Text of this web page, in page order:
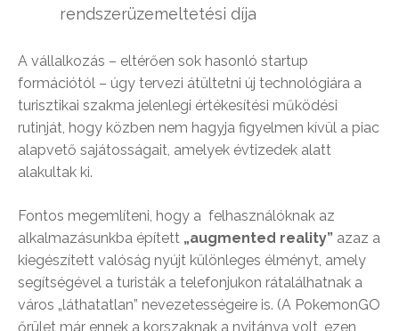
rendszerüzemeltetési díja
A vállalkozás – eltérően sok hasonló startup
formációtól – úgy tervezi átültetni új technológiára a
turisztikai szakma jelenlegi értékesítési működési
rutinját, hogy közben nem hagyja figyelmen kívül a piac
alapvető sajátosságait, amelyek évtizedek alatt
alakultak ki.
Fontos megemlíteni, hogy a felhasználóknak az
alkalmazásunkba épített „augmented reality” azaz a
kiegészített valóság nyújt különleges élményt, amely
segítségével a turisták a telefonjukon rátalálhatnak a
város „láthatatlan” nevezetességeire is. (A PokemonGO
őrület már ennek a korszaknak a nyitánya volt, ezen